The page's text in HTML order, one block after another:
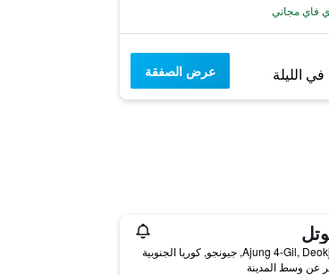
فاي مجاني
الليلة عرض الصفقة